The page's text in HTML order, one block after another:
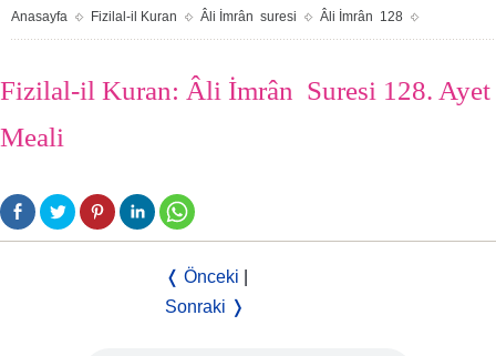
Anasayfa Fizilal-il Kuran Âli İmrân suresi Âli İmrân 128
Fizilal-il Kuran: Âli İmrân Suresi 128. Ayet
Meali
❬ Önceki
Sonraki ❭